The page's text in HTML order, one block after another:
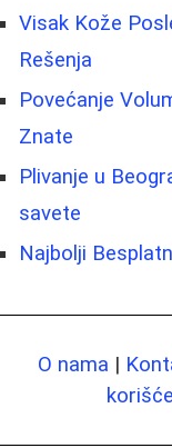
Visak Kože
Rešenja
Povećanje
Znate
Plivanje u
savete
Najbolji
O nama |